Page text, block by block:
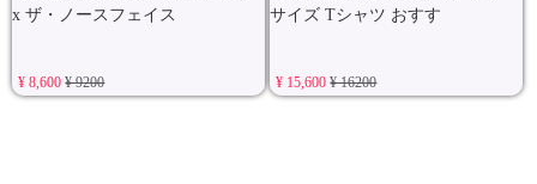
x ザ・ノースフェイス
¥ 8,600¥ 9200
サイズ Tシャツ おすす
¥ 15,600¥ 16200